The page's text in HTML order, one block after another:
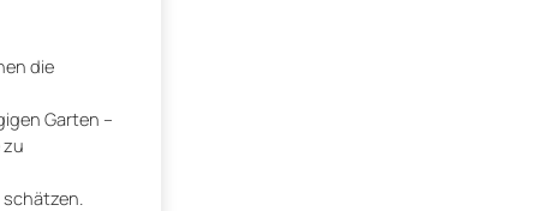
die
Garten –
zu